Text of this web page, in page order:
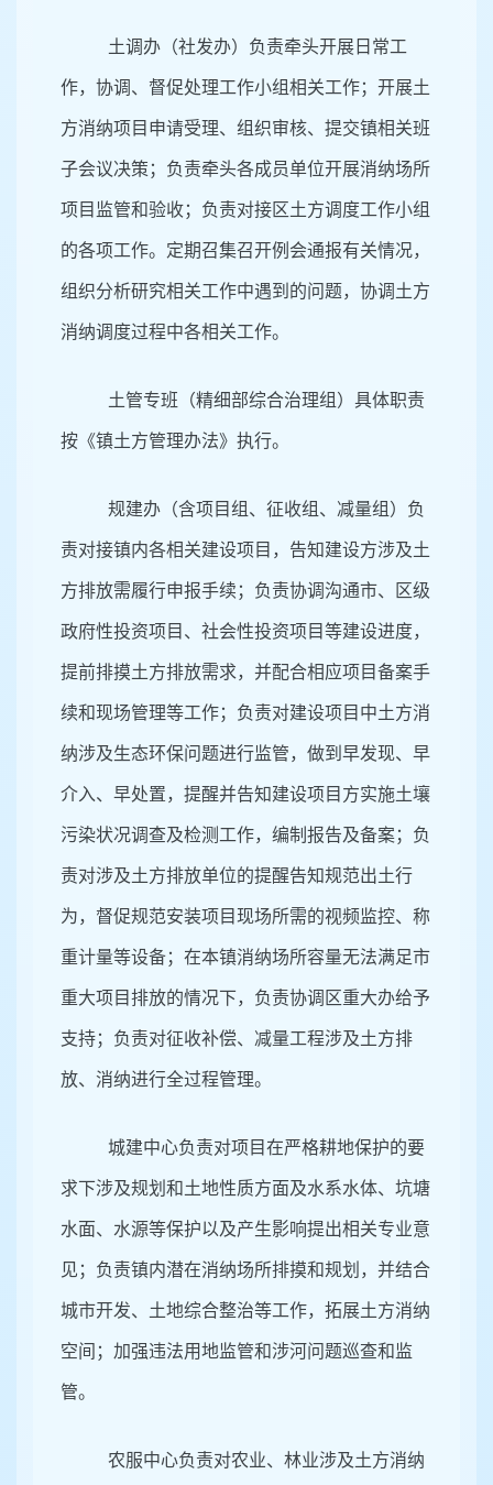
土调办（社发办）负责牵头开展日常工
作，协调、督促处理工作小组相关工作；开展土
方消纳项目申请受理、组织审核、提交镇相关班
子会议决策；负责牵头各成员单位开展消纳场所
项目监管和验收；负责对接区土方调度工作小组
的各项工作。定期召集召开例会通报有关情况，
组织分析研究相关工作中遇到的问题，协调土方
消纳调度过程中各相关工作。
土管专班（精细部综合治理组）具体职责
按《镇土方管理办法》执行。
规建办（含项目组、征收组、减量组）负
责对接镇内各相关建设项目，告知建设方涉及土
方排放需履行申报手续；负责协调沟通市、区级
政府性投资项目、社会性投资项目等建设进度，
提前排摸土方排放需求，并配合相应项目备案手
续和现场管理等工作；负责对建设项目中土方消
纳涉及生态环保问题进行监管，做到早发现、早
介入、早处置，提醒并告知建设项目方实施土壤
污染状况调查及检测工作，编制报告及备案；负
责对涉及土方排放单位的提醒告知规范出土行
为，督促规范安装项目现场所需的视频监控、称
重计量等设备；在本镇消纳场所容量无法满足市
重大项目排放的情况下，负责协调区重大办给予
支持；负责对征收补偿、减量工程涉及土方排
放、消纳进行全过程管理。
城建中心负责对项目在严格耕地保护的要
求下涉及规划和土地性质方面及水系水体、坑塘
水面、水源等保护以及产生影响提出相关专业意
见；负责镇内潜在消纳场所排摸和规划，并结合
城市开发、土地综合整治等工作，拓展土方消纳
空间；加强违法用地监管和涉河问题巡查和监
管。
农服中心负责对农业、林业涉及土方消纳